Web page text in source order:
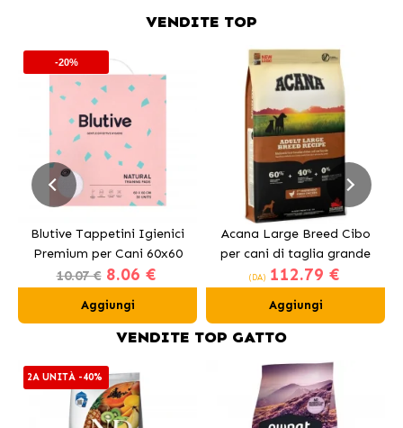
VENDITE TOP
-20%
Blutive Tappetini Igienici
Premium per Cani 60x60
cm
10.07 € 8.06 €
Aggiungi
Acana Large Breed Cibo
per cani di taglia grande
con pollo
(DA) 112.79 €
Aggiungi
VENDITE TOP GATTO
2A UNITÀ -40%